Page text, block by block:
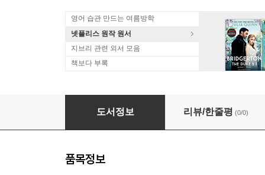
영어 습관 만드는 여름방학
넷플리스 원작 원서
지브리 관련 외서 모음
책보다 부록
Outliers: The Story of Success
도서정보 리뷰/한줄평 (0/0)
품목정보